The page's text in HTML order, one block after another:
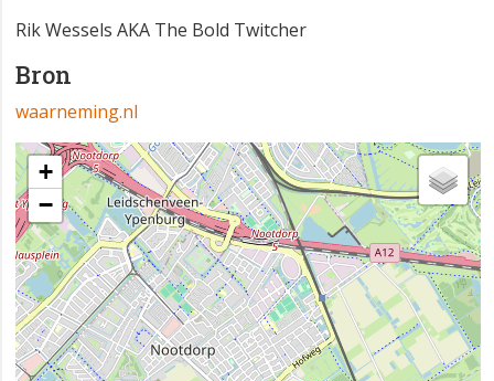
Rik Wessels AKA The Bold Twitcher
Bron
waarneming.nl
+
−